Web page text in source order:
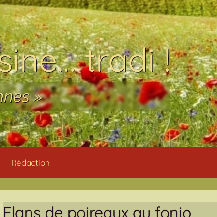
tradi !
»
Rédaction
Flans de poireaux au fonio